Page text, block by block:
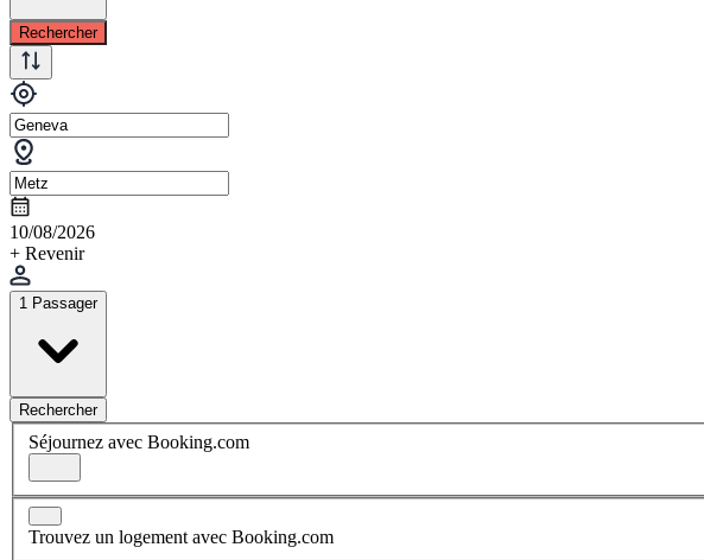
Rechercher
10/08/2026
+ Revenir
1 Passager
Rechercher
Séjournez avec Booking.com
Trouvez un logement avec Booking.com